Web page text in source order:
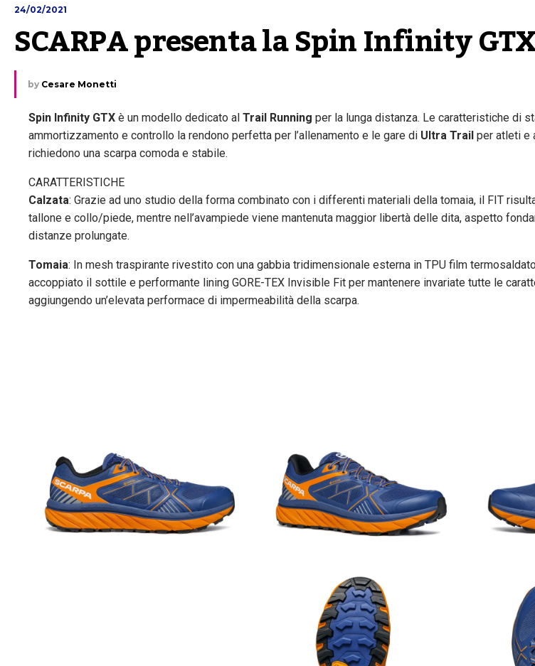
24/02/2021
SCARPA presenta la Spin Infinity
by Cesare Monetti
Spin Infinity GTX è un modello dedicato al Trail Running per la lunga distanza. Le caratteristiche di
ammortizzamento e controllo la rendono perfetta per l’allenamento e le gare di Ultra Trail per atleti e
richiedono una scarpa comoda e stabile.
CARATTERISTICHE
Calzata: Grazie ad uno studio della forma combinato con i differenti materiali della tomaia, il FIT
tallone e collo/piede, mentre nell’avampiede viene mantenuta maggior libertà delle dita, aspetto
distanze prolungate.
Tomaia: In mesh traspirante rivestito con una gabbia tridimensionale esterna in TPU film
accoppiato il sottile e performante lining GORE-TEX Invisible Fit per mantenere invariate tutte le
aggiungendo un’elevata performace di impermeabilità della scarpa.